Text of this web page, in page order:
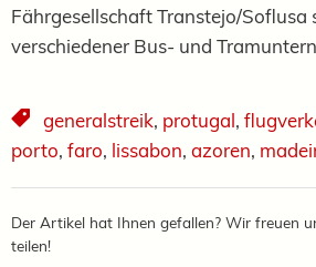
Fährgesellschaft Transtejo/Soflusa
verschiedener Bus- und
generalstreik, protugal,
porto, faro, lissabon, azoren,
Der Artikel hat Ihnen gefallen? Wir freuen
teilen!